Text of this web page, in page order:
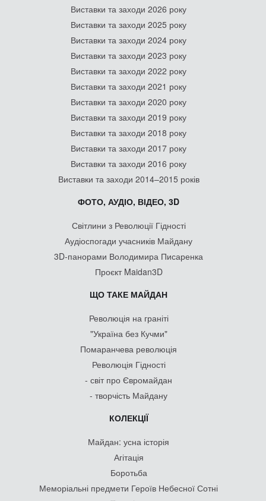
Виставки та заходи 2026 року
Виставки та заходи 2025 року
Виставки та заходи 2024 року
Виставки та заходи 2023 року
Виставки та заходи 2022 року
Виставки та заходи 2021 року
Виставки та заходи 2020 року
Виставки та заходи 2019 року
Виставки та заходи 2018 року
Виставки та заходи 2017 року
Виставки та заходи 2016 року
Виставки та заходи 2014–2015 років
ФОТО, АУДІО, ВІДЕО, 3D
Світлини з Революції Гідності
Аудіоспогади учасників Майдану
3D-панорами Володимира Писаренка
Проєкт Maidan3D
ЩО ТАКЕ МАЙДАН
Революція на граніті
"Україна без Кучми"
Помаранчева революція
Революція Гідності
- світ про Євромайдан
- творчість Майдану
КОЛЕКЦІЇ
Майдан: усна історія
Агітація
Боротьба
Меморіальні предмети Героїв Небесної Сотні